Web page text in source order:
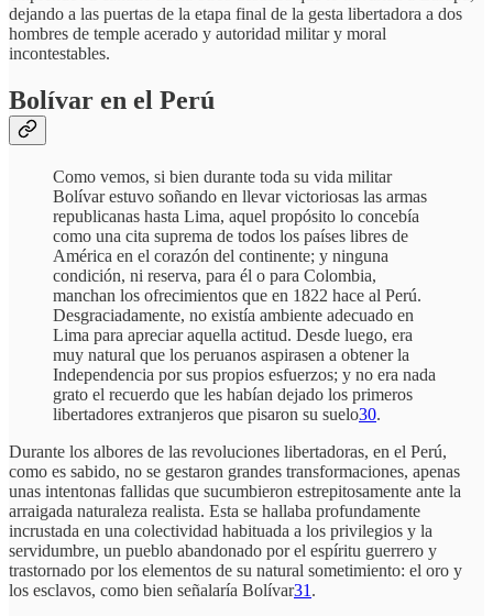
dejando a las puertas de la etapa final de la gesta libertadora a dos
hombres de temple acerado y autoridad militar y moral
incontestables.
Bolívar en el Perú
Como vemos, si bien durante toda su vida militar
Bolívar estuvo soñando en llevar victoriosas las armas
republicanas hasta Lima, aquel propósito lo concebía
como una cita suprema de todos los países libres de
América en el corazón del continente; y ninguna
condición, ni reserva, para él o para Colombia,
manchan los ofrecimientos que en 1822 hace al Perú.
Desgraciadamente, no existía ambiente adecuado en
Lima para apreciar aquella actitud. Desde luego, era
muy natural que los peruanos aspirasen a obtener la
Independencia por sus propios esfuerzos; y no era nada
grato el recuerdo que les habían dejado los primeros
libertadores extranjeros que pisaron su suelo30.
Durante los albores de las revoluciones libertadoras, en el Perú,
como es sabido, no se gestaron grandes transformaciones, apenas
unas intentonas fallidas que sucumbieron estrepitosamente ante la
arraigada naturaleza realista. Esta se hallaba profundamente
incrustada en una colectividad habituada a los privilegios y la
servidumbre, un pueblo abandonado por el espíritu guerrero y
trastornado por los elementos de su natural sometimiento: el oro y
los esclavos, como bien señalaría Bolívar31 .